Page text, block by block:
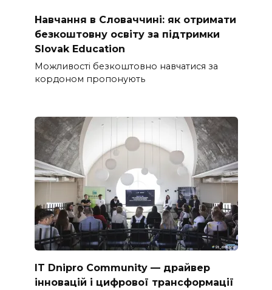
Навчання в Словаччині: як отримати
безкоштовну освіту за підтримки
Slovak Education
Можливості безкоштовно навчатися за
кордоном пропонують
IT Dnipro Community — драйвер
інновацій і цифрової трансформації